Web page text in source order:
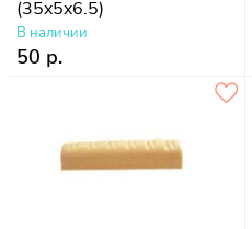
(35x5x6.5)
В наличии
50 р.